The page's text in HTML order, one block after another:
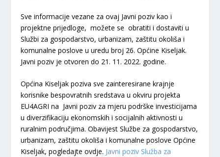
Sve informacije vezane za ovaj Javni poziv kao i
projektne prijedloge, možete se obratiti i dostaviti u
Službi za gospodarstvo, urbanizam, zaštitu okoliša i
komunalne poslove u uredu broj 26. Općine Kiseljak.
Javni poziv je otvoren do 21. 11. 2022. godine.
Općina Kiseljak poziva sve zainteresirane krajnje
korisnike bespovratnih sredstava u okviru projekta
EU4AGRI na Javni poziv za mjeru podrške investicijama
u diverzifikaciju ekonomskih i socijalnih aktivnosti u
ruralnim područjima. Obavijest Službe za gospodarstvo,
urbanizam, zaštitu okoliša i komunalne poslove Općine
Kiseljak, pogledajte ovdje. Javni poziv Služba za